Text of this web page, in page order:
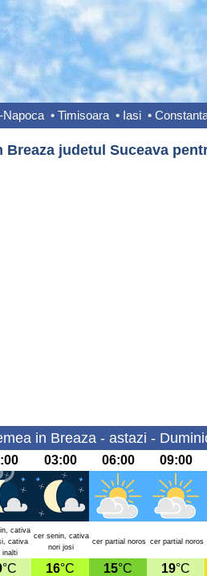
Napoca • Timisoara • Iasi •
Breaza judetul Suceava
in Breaza - astazi -
03:00 06:00 09:00
cativa
cativa
inalti
cer senin, cativa
nori josi
cer partial noros cer partial noros
°C 16°C 15°C 19°C